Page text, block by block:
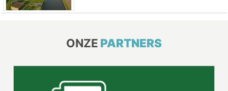
ONZE PARTNERS